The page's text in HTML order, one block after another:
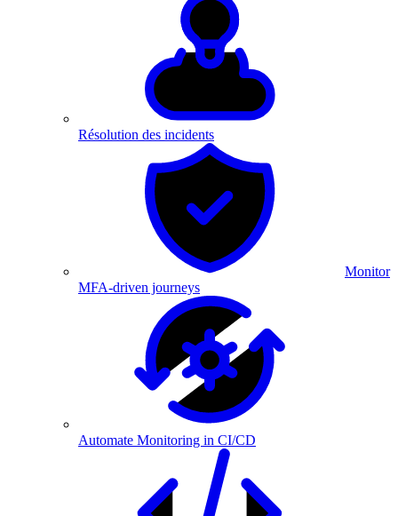
Résolution des incidents
Monitor
MFA-driven journeys
Automate Monitoring in CI/CD